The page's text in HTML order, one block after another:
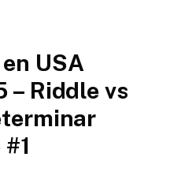
USA
– Riddle vs